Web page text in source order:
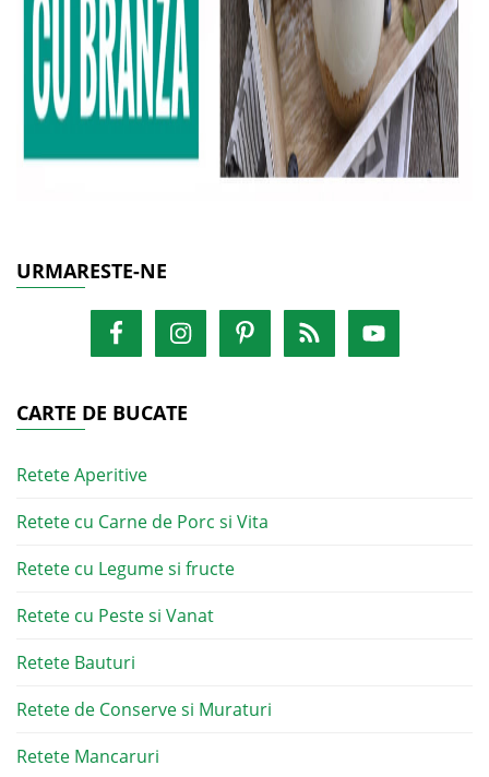
URMARESTE-NE
CARTE DE BUCATE
Retete Aperitive
Retete cu Carne de Porc si Vita
Retete cu Legume si fructe
Retete cu Peste si Vanat
Retete Bauturi
Retete de Conserve si Muraturi
Retete Mancaruri